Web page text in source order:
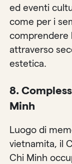
ed eventi
come per i
comprendere
attraverso
estetica.
8.
Minh
Luogo di
vietnamita, il
Chi Minh